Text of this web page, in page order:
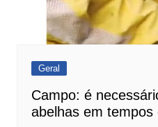
Geral
Campo: é
abelhas em tempos